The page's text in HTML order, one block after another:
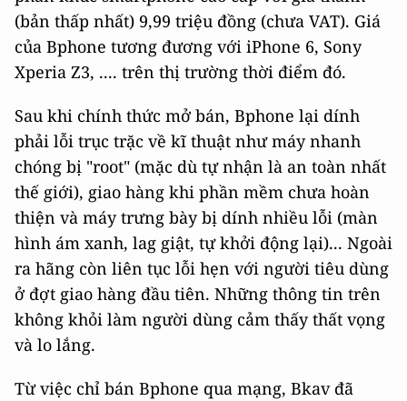
(bản thấp nhất) 9,99 triệu đồng (chưa VAT). Giá
của Bphone tương đương với iPhone 6, Sony
Xperia Z3, .... trên thị trường thời điểm đó.
Sau khi chính thức mở bán, Bphone lại dính
phải lỗi trục trặc về kĩ thuật như máy nhanh
chóng bị "root" (mặc dù tự nhận là an toàn nhất
thế giới), giao hàng khi phần mềm chưa hoàn
thiện và máy trưng bày bị dính nhiều lỗi (màn
hình ám xanh, lag giật, tự khởi động lại)... Ngoài
ra hãng còn liên tục lỗi hẹn với người tiêu dùng
ở đợt giao hàng đầu tiên. Những thông tin trên
không khỏi làm người dùng cảm thấy thất vọng
và lo lắng.
Từ việc chỉ bán Bphone qua mạng, Bkav đã